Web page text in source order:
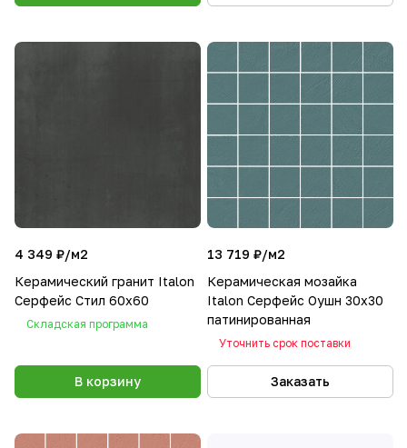
4 349 ₽/м2
Керамический гранит Italon
Серфейс Стил 60x60
Складская программа
В корзину
13 719 ₽/м2
Керамическая мозайка
Italon Серфейс Оушн 30х30
патинированная
Уточнить срок поставки
Заказать